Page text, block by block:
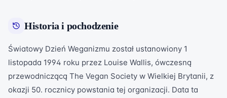
Historia i pochodzenie
Światowy Dzień Weganizmu został ustanowiony 1
listopada 1994 roku przez Louise Wallis, ówczesną
przewodniczącą The Vegan Society w Wielkiej Brytanii, z
okazji 50. rocznicy powstania tej organizacji. Data ta